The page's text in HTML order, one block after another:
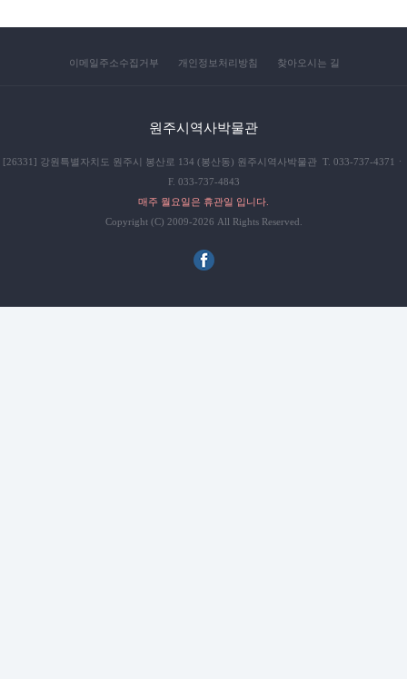
이메일주소수집거부 개인정보처리방침 찾아오시는 길
원주시역사박물관
[26331] 강원특별자치도 원주시 봉산로 134 (봉산동) 원주시역사박물관 T. 033-737-4371ㆍ
F. 033-737-4843
매주 월요일은 휴관일 입니다.
Copyright (C) 2009-2026 All Rights Reserved.